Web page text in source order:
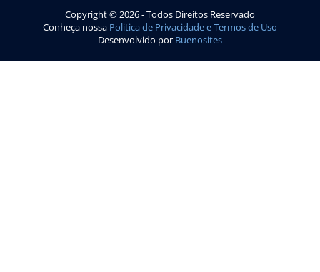
Copyright © 2026 - Todos Direitos Reservado
Conheça nossa Politica de Privacidade e Termos de Uso
Desenvolvido por Buenosites